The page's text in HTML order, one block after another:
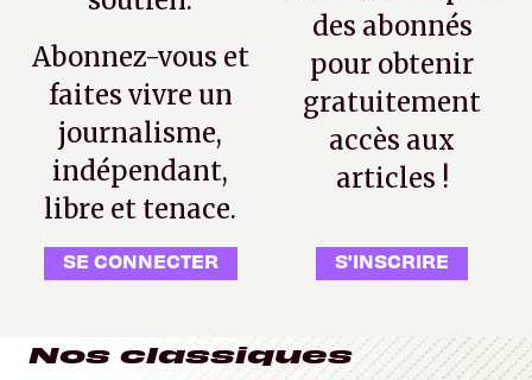
Abonnez-vous et
faites vivre un
journalisme,
indépendant,
libre et tenace.
SE CONNECTER
des abonnés
pour obtenir
gratuitement
accès aux
articles !
S'INSCRIRE
Nos classiques